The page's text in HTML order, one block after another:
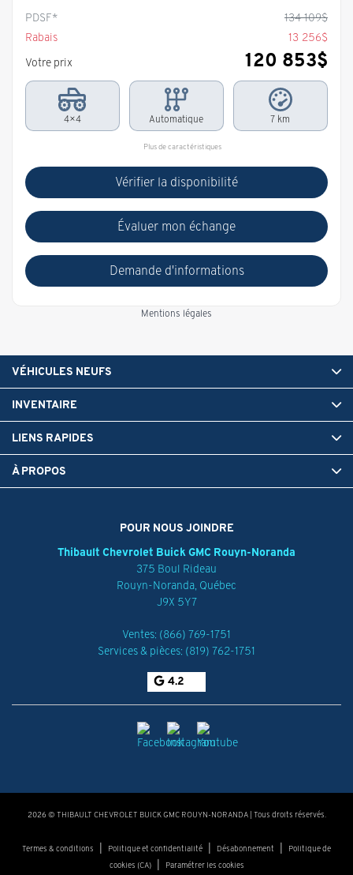
PDSF*
134 109$
Rabais
13 256$
Votre prix
120 853$
4×4 Automatique 7 km
Plus de caractéristiques
Vérifier la disponibilité
Évaluer mon échange
Demande d'informations
Mentions légales
POUR NOUS JOINDRE
Thibault Chevrolet Buick GMC Rouyn-Noranda
375 Boul Rideau
Rouyn-Noranda, Québec
J9X 5Y7
Ventes: (866) 769-1751
Services & pièces: (819) 762-1751
4.2
VÉHICULES NEUFS
INVENTAIRE
LIENS RAPIDES
À PROPOS
2026 © THIBAULT CHEVROLET BUICK GMC ROUYN-NORANDA| Tous droits réservés.
Termes & conditions Politique et confidentialité Désabonnement
Politique de
cookies (CA)| Paramétrer les cookies